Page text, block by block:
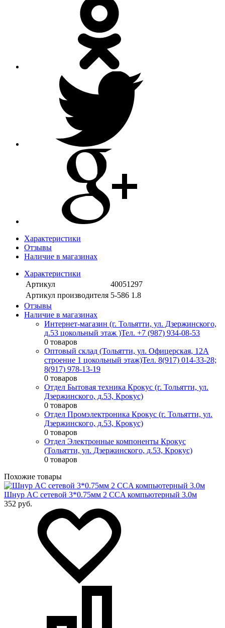
Характеристики
Отзывы
Наличие в магазинах
Характеристики
Артикул
40051297
Артикул производителя 5-586 1.8
Отзывы
Наличие в магазинах
Интернет-магазин (г. Тольятти, ул. Дзержинского,
д.53 цокольный этаж )Тел. +7 (987) 934-08-53
0 товаров
Оптовый склад (Тольятти, ул. Офицерская, 12А
строение 1 цокольный этаж)Тел. 8(917) 014-33-28;
8(917) 978-13-19
0 товаров
Отдел Бытовая техника Крокус (г. Тольятти, ул.
Дзержинского, д.53, Крокус)
0 товаров
Отдел Промэлектроника Крокус (г. Тольятти, ул.
Дзержинского, д.53, Крокус)
0 товаров
Отдел Электронные компоненты Крокус
(Тольятти, ул. Дзержинского, д.53, Крокус)
0 товаров
Похожие товары
Шнур AC сетевой 3*0.75мм 2 CCA компьютерный 3.0м
352 руб.